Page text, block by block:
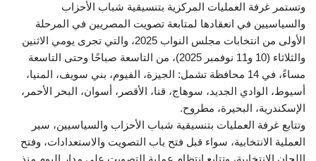
وتستمر غرفة العمليات المركزية بتنسيقية شباب الأحزاب
والسياسيين في انعقادها لمتابعة تصويت المصريين في المرحلة
الأولى من انتخابات مجلس النواب 2025، والتي تجرى يومي الاثنين
والثلاثاء (10 و11 نوفمبر 2025)، من التاسعة صباحًا وحتى التاسعة
مساءً، في 14 محافظة تشمل: الجيزة، الفيوم، بني سويف، المنيا،
أسيوط، الوادي الجديد، سوهاج، قنا، الأقصر، أسوان، البحر الأحمر،
الإسكندرية، البحيرة، مطروح.
وتتابع غرفة العمليات بتنسيقية شباب الأحزاب والسياسيين، سير
العملية الانتخابية، سواء قبل فتح باب التصويت والاستعدادات، وفتح